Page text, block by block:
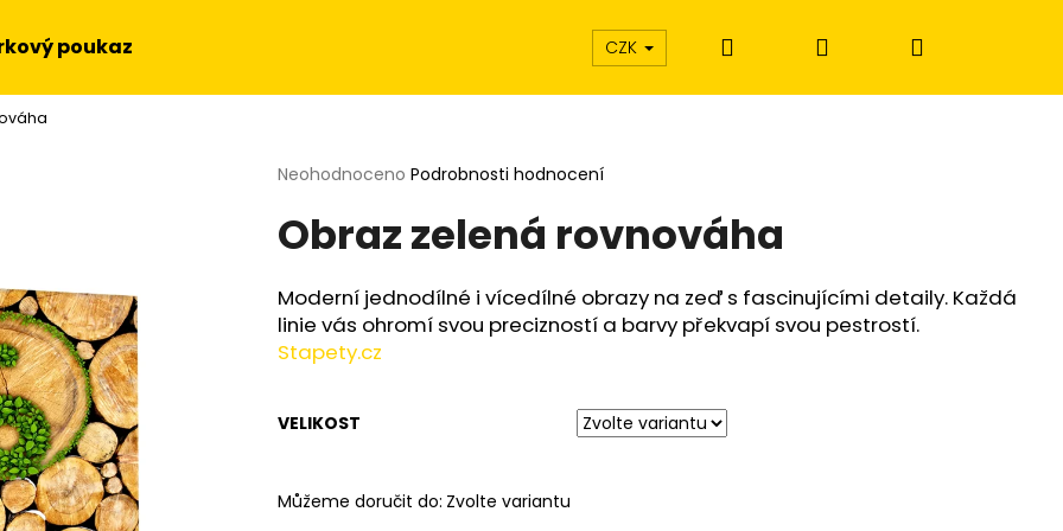
poukaz CZK Hledat PřihlášeníNákupní
Průměrné
produktu
je
z
5
hvězdiček.
Neohodnoceno Podrobnosti hodnocení
Obraz zelená rovnováha
Moderní jednodílné i vícedílné obrazy na zeď s fascinujícími detaily. Každá
linie vás ohromí svou precizností a barvy překvapí svou pestrostí.
Stapety.cz
VELIKOST
Můžeme doručit do: Zvolte variantu
Co potřebujete najít?
HLEDAT
Doporučujeme
NA STĚNU - SLUNEČNICE
OBRAZ - HUDEBNÍ EXTÁZE